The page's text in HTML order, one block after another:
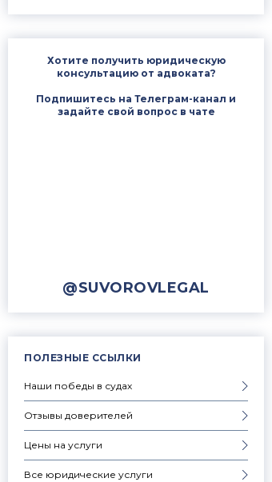
Хотите получить юридическую
консультацию от адвоката?
Подпишитесь на Телеграм-канал и
задайте свой вопрос в чате
@SUVOROVLEGAL
ПОЛЕЗНЫЕ ССЫЛКИ
Наши победы в судах
Отзывы доверителей
Цены на услуги
Все юридические услуги